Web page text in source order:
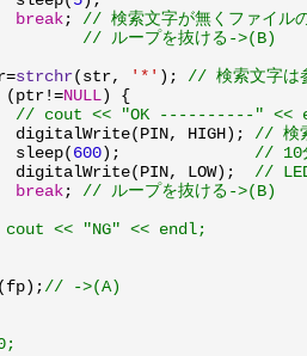
break; // 検索文字が無くファイル
// ループを抜ける->(B)
strchr(str, '*' ); // 検索文字は
(ptr!=NULL) {
// cout << "OK ----------" <<
digitalWrite(PIN, HIGH);
// 検
sleep(
600); // 10
digitalWrite(PIN, LOW);
//
break; // ループを抜ける->(B)
<< "NG" << endl;
// ->(A)